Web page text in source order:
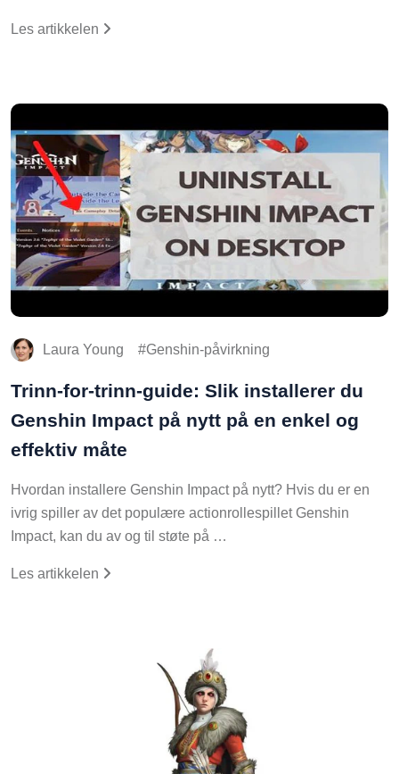
Les artikkelen
Laura Young Genshin-påvirkning
Trinn-for-trinn-guide: Slik installerer du
Genshin Impact på nytt på en enkel og
effektiv måte
Hvordan installere Genshin Impact på nytt? Hvis du er en
ivrig spiller av det populære actionrollespillet Genshin
Impact, kan du av og til støte på …
Les artikkelen